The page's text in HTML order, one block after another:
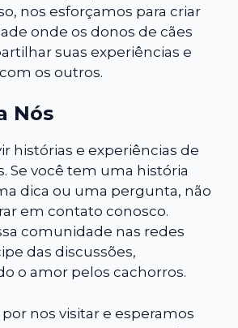
nos esforçamos para criar
onde os donos de cães
suas experiências e
os outros.
Nós
histórias e experiências de
Se você tem uma história
dica ou uma pergunta, não
em contato conosco.
comunidade nas redes
das discussões,
o amor pelos cachorros.
nos visitar e esperamos